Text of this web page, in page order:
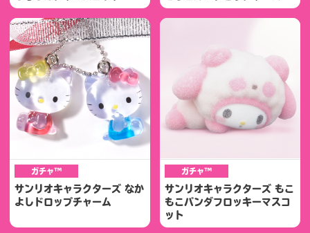
ガチャ™
サンリオキャラクターズ なか
よしドロップチャーム
ガチャ™
サンリオキャラクターズ もこ
もこパンダフロッキーマスコ
ット